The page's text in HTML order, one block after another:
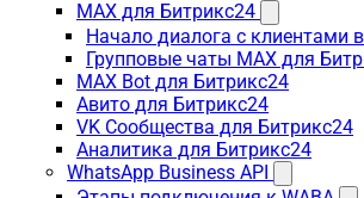
MAX для Битрикс24
Начало диалога с клиентами
Групповые чаты MAX для
MAX Bot для Битрикс24
Авито для Битрикс24
VK Сообщества для Битрикс24
Аналитика для Битрикс24
WhatsApp Business API